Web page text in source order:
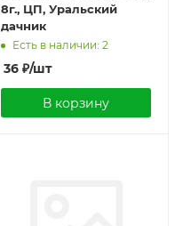
8г., ЦП, Уральский
дачник
Есть в наличии: 2
36₽/шт
В корзину